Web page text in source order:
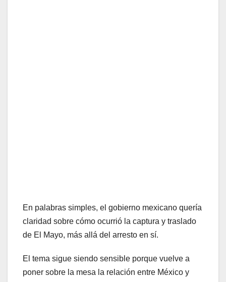
En palabras simples, el gobierno mexicano quería
claridad sobre cómo ocurrió la captura y traslado
de El Mayo, más allá del arresto en sí.
El tema sigue siendo sensible porque vuelve a
poner sobre la mesa la relación entre México y